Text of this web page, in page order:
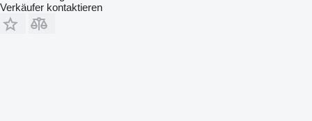
Verkäufer kontaktieren